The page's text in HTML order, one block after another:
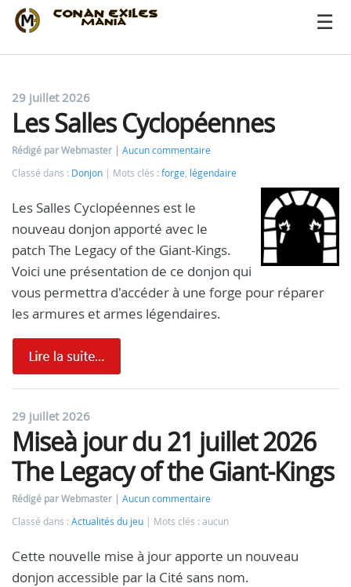
29 juillet 2026
Les Salles Cyclopéennes
Rédigé par Webmaster
Aucun commentaire
Classé dans : Donjon Mots clés : forge, légendaire
Les Salles Cyclopéennes est le
nouveau donjon apporté avec le
patch The Legacy of the Giant-Kings.
Voici une présentation de ce donjon qui
vous permettra d'accéder à une forge pour réparer
les armures et armes légendaires.
29 juillet 2026
Miseà jour du 21 juillet 2026
The Legacy of the Giant-Kings
Rédigé par Webmaster
Aucun commentaire
Classé dans : Actualités du jeu Mots clés : aucun
Cette nouvelle mise à jour apporte un nouveau
donjon accessible par la Cité sans nom.